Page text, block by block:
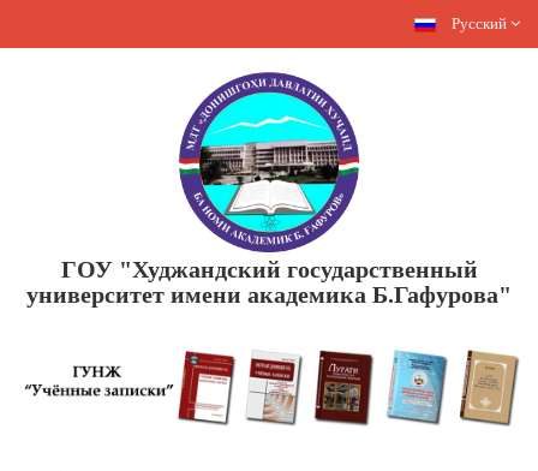
Русский
ГОУ "Худжандский государственный
университет имени академика Б.Гафурова"